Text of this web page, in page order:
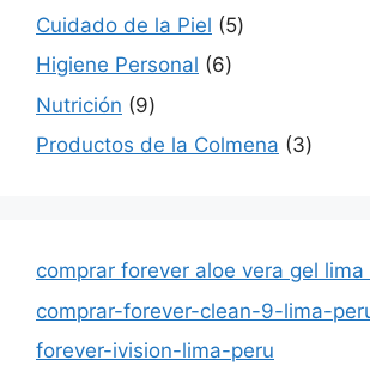
productos
Cuidado de la Piel 55
Higiene Personal 66
Nutrición 99
productos
Productos de la Colmena 33
comprar forever aloe vera gel lima
comprar-forever-clean-9-lima-
forever-ivision-lima-peru